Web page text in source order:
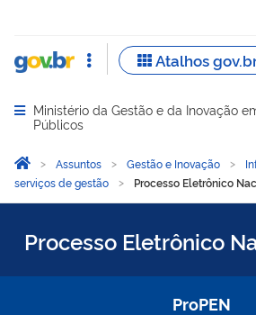
Abrir menu principal de navegação
Ministério da Gestão e da Inovação
Públicos
Você está aqui:
Página Inicial
Assuntos Gestão e Inovação
serviços de gestão
Processo Eletrônico
Processo
Processo Eletrônico
ProPEN